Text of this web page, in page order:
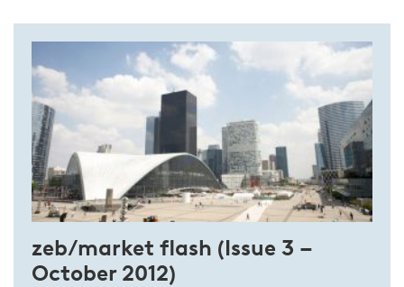
zeb/market flash (Issue 3 –
October 2012)